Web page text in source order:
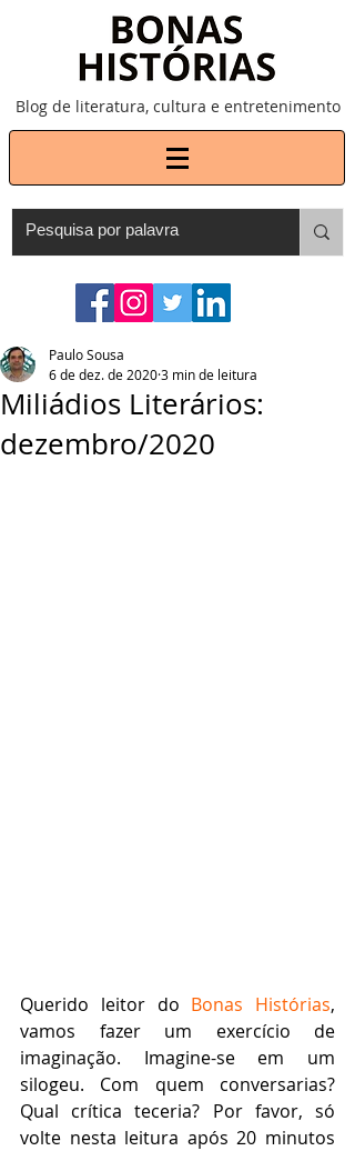
Blog de literatura, cultura e entretenimento
Miliádios Literários:
dezembro/2020
Paulo Sousa
6 de dez. de 20203 min de leitura
Querido leitor do Bonas Histórias,
vamos fazer um exercício de
imaginação. Imagine-se em um
silogeu. Com quem conversarias?
Qual crítica teceria? Por favor, só
volte nesta leitura após 20 minutos